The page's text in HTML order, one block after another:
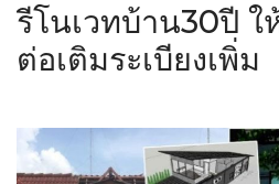
รีโนเวทบ้าน30ปี
ต่อเติมระเบียงเพิ่ม